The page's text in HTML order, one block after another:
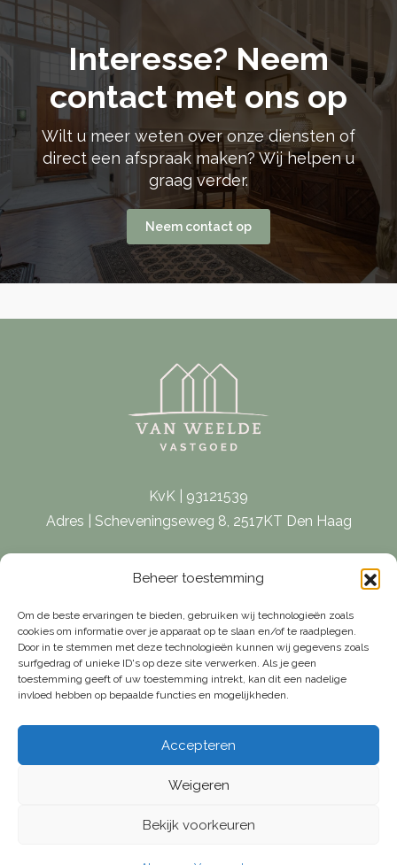
Beheer toestemming
Om de beste ervaringen te bieden, gebruiken wij technologieën zoals
cookies om informatie over je apparaat op te slaan en/of te raadplegen.
Door in te stemmen met deze technologieën kunnen wij gegevens zoals
surfgedrag of unieke ID's op deze site verwerken. Als je geen
toestemming geeft of uw toestemming intrekt, kan dit een nadelige
invloed hebben op bepaalde functies en mogelijkheden.
Accepteren
Weigeren
Bekijk voorkeuren
Interesse? Neem
contact met ons op
Wilt u meer weten over onze diensten of
direct een afspraak maken? Wij helpen u
graag verder.
Neem contact op
KvK | 93121539
Adres | Scheveningseweg 8, 2517KT Den Haag
E-mail |[email protected]
© Van Weelde Vastgoed - 2026